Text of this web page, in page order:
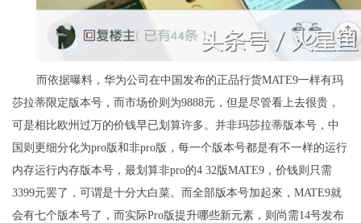
而依据曝料，华为公司在中国发布的正品行货MATE9一样有玛
莎拉蒂限定版本号，而市场价则为9888元，但是尽管看上去很贵，
可是相比欧州过万的价钱早已划算许多。并非玛莎拉蒂版本号，中
国则更细分化为pro版和非pro版，每一个版本号都是有不一样的运行
内存运行内存版本号，最划算非pro的4 32版MATE9，价钱则只需
3399元罢了，可谓是十分大白菜。而全部版本号加起來，MATE9就
会有七个版本号了，而实际Pro版提升哪些新元素，则尚需14号发布